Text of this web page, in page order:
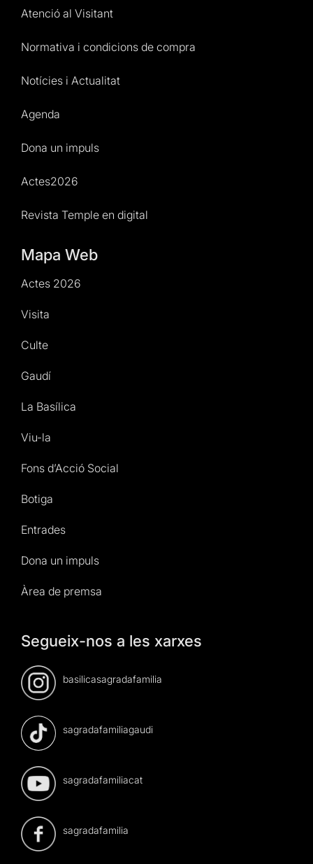
Atenció al Visitant
Normativa i condicions de compra
Notícies i Actualitat
Agenda
Dona un impuls
Actes2026
Revista Temple en digital
Mapa Web
Actes 2026
Visita
Culte
Gaudí
La Basílica
Viu-la
Fons d’Acció Social
Botiga
Entrades
Dona un impuls
Àrea de premsa
Segueix-nos a les xarxes
basilicasagradafamilia
sagradafamiliagaudi
sagradafamiliacat
sagradafamilia